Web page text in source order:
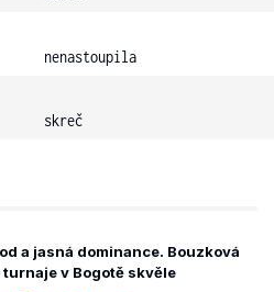
nenastoupila
skreč
a jasná dominance. Bouzková
v Bogotě skvěle